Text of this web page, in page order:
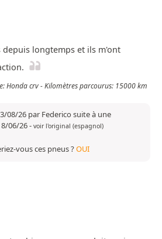
depuis longtemps et ils m'ont
Honda crv - Kilomètres parcourus: 15000 km
08/26 par Federico suite à une
06/26- voir l'original (espagnol)
vous ces pneus ?OUI